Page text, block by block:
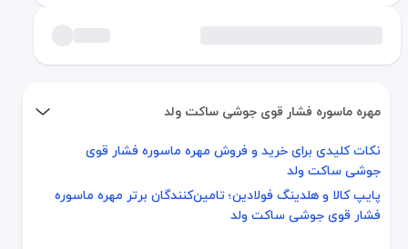
مهره ماسوره فشار قوی جوشی ساکت ولد
نکات کلیدی برای خرید و فروش مهره ماسوره فشار قوی جوشی ساکت
پایپ کالا و هلدینگ فولادین؛ تامین‌کنندگان برتر مهره ماسوره
نکات کلیدی برای خرید و فروش مهره ماسوره فشار قوی
جوشی ساکت ولد
پایپ کالا و هلدینگ فولادین؛ تامین‌کنندگان برتر مهره ماسوره
فشار قوی جوشی ساکت ولد